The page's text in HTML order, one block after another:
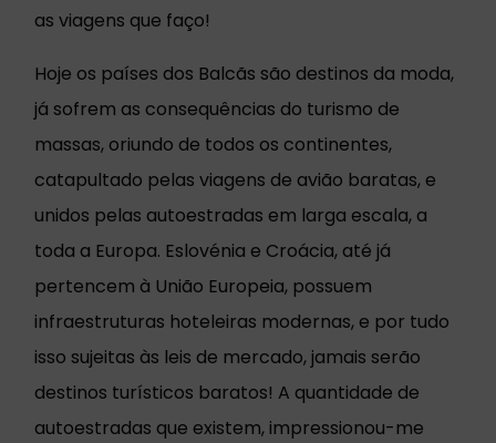
as viagens que faço!
Hoje os países dos Balcãs são destinos da moda,
já sofrem as consequências do turismo de
massas, oriundo de todos os continentes,
catapultado pelas viagens de avião baratas, e
unidos pelas autoestradas em larga escala, a
toda a Europa. Eslovénia e Croácia, até já
pertencem à União Europeia, possuem
infraestruturas hoteleiras modernas, e por tudo
isso sujeitas às leis de mercado, jamais serão
destinos turísticos baratos! A quantidade de
autoestradas que existem, impressionou-me